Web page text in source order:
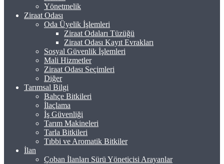
Yönetmelik
Ziraat Odası
Oda Üyelik İşlemleri
Ziraat Odaları Tüzüğü
Ziraat Odası Kayıt Evrakları
Sosyal Güvenlik İşlemleri
Mali Hizmetler
Ziraat Odası Seçimleri
Diğer
Tarımsal Bilgi
Bahçe Bitkileri
İlaçlama
İş Güvenliği
Tarım Makineleri
Tarla Bitkileri
Tıbbi ve Aromatik Bitkiler
İlan
Çoban İlanları Sürü Yöneticisi Arayanlar